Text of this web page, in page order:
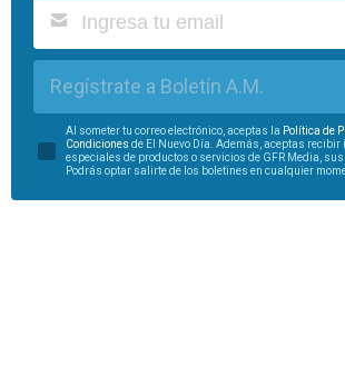
Regístrate a Boletín A.M.
Al someter tu correo electrónico, aceptas la Política de
Condiciones de El Nuevo Día. Además, aceptas recibir
especiales de productos o servicios de GFR Media,
Podrás optar salirte de los boletines en cualquier